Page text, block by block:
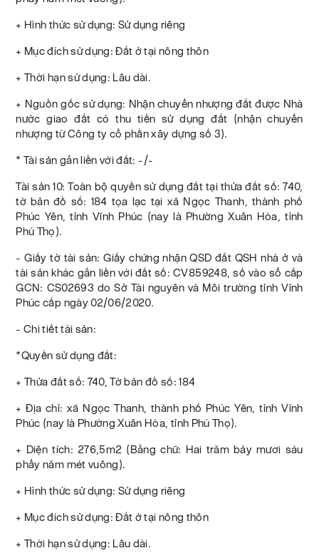
+ Hình thức sử dụng: Sử dụng riêng
+ Mục đích sử dụng: Đất ở tại nông thôn
+ Thời hạn sử dụng: Lâu dài.
+ Nguồn gốc sử dụng: Nhận chuyển nhượng đất được Nhà
nước giao đất có thu tiền sử dụng đất (nhận chuyển
nhượng từ Công ty cổ phần xây dựng số 3).
* Tài sản gắn liền với đất: -/-
Tài sản 10: Toàn bộ quyền sử dụng đất tại thửa đất số: 740,
tờ bản đồ số: 184 tọa lạc tại xã Ngọc Thanh, thành phố
Phúc Yên, tỉnh Vĩnh Phúc (nay là Phường Xuân Hòa, tỉnh
Phú Thọ).
- Giấy tờ tài sản: Giấy chứng nhận QSD đất QSH nhà ở và
tài sản khác gắn liền với đất số: CV859248, số vào sổ cấp
GCN: CS02693 do Sở Tài nguyên và Môi trường tỉnh Vĩnh
Phúc cấp ngày 02/06/2020.
- Chi tiết tài sản:
*Quyền sử dụng đất:
+ Thửa đất số: 740, Tờ bản đồ số: 184
+ Địa chỉ: xã Ngọc Thanh, thành phố Phúc Yên, tỉnh Vĩnh
Phúc (nay là Phường Xuân Hòa, tỉnh Phú Thọ).
+ Diện tích: 276,5m2 (Bằng chữ: Hai trăm bảy mươi sáu
phẩy năm mét vuông).
+ Hình thức sử dụng: Sử dụng riêng
+ Mục đích sử dụng: Đất ở tại nông thôn
+ Thời hạn sử dụng: Lâu dài.